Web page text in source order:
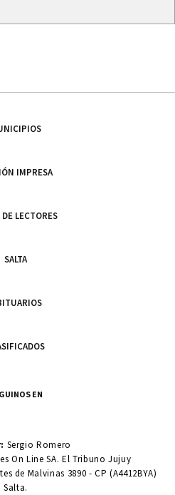
IMPRESA
DE LECTORES
SALTA
EN
Sergio Romero
On Line SA. El Tribuno Jujuy
de Malvinas 3890 - CP (A4412BYA)
Salta.